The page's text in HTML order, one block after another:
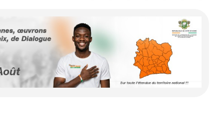
POLITIQUE
Côte d'Ivoire : Fête nationale,
Alassane Ouattara accorde
la grâce à 4 661...